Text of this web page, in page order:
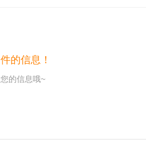
的信息！
的信息哦~